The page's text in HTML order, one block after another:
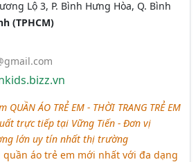
Lộ 3, P. Bình Hưng Hòa, Q. Bình
(TPHCM)
QUẦN ÁO TRẺ EM - THỜI TRANG TRẺ EM
trực tiếp tại Vững Tiến - Đơn vị
lớn uy tín nhất thị trường
quần áo trẻ em mới nhất với đa dạng